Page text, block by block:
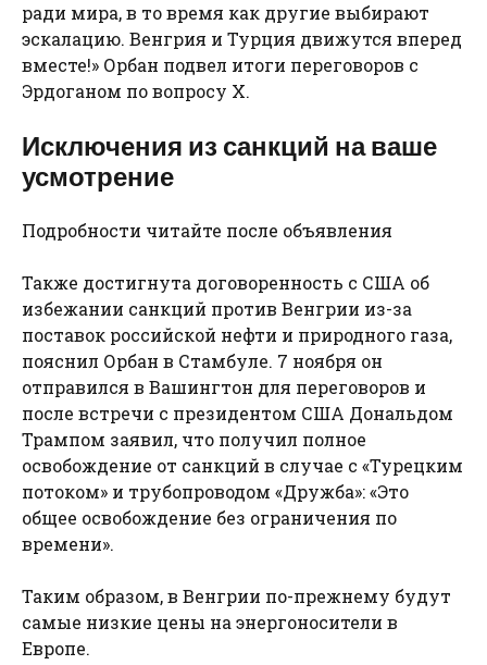
ради мира, в то время как другие выбирают
эскалацию. Венгрия и Турция движутся вперед
вместе!» Орбан подвел итоги переговоров с
Эрдоганом по вопросу X.
Исключения из санкций на ваше
усмотрение
Подробности читайте после объявления
Также достигнута договоренность с США об
избежании санкций против Венгрии из-за
поставок российской нефти и природного газа,
пояснил Орбан в Стамбуле. 7 ноября он
отправился в Вашингтон для переговоров и
после встречи с президентом США Дональдом
Трампом заявил, что получил полное
освобождение от санкций в случае с «Турецким
потоком» и трубопроводом «Дружба»: «Это
общее освобождение без ограничения по
времени».
Таким образом, в Венгрии по-прежнему будут
самые низкие цены на энергоносители в
Европе.